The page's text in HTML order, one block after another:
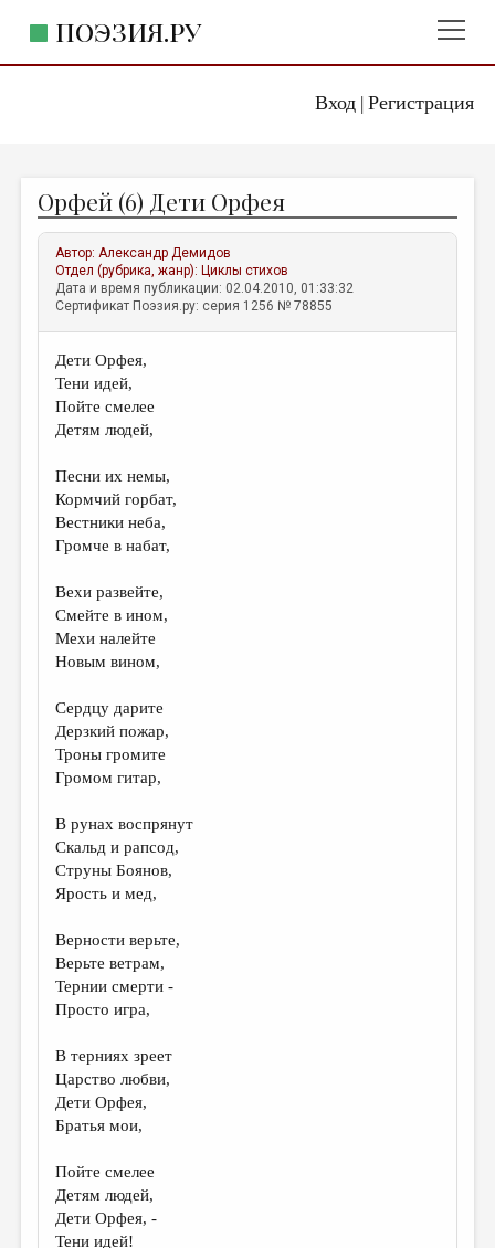
Вход| Регистрация
ПОЭЗИЯ.РУ
ЖАНРЫ
АВТОРЫ
КОММЕНТАРИИ
ЛИТСАЛОН
НОВОСТИ
ПРАВИЛА САЙТА
ИЗБРАННОЕ
ДАЙДЖЕСТ
ПЕРЕВОДЫ
КОНКУРСЫ
КНИЖНАЯ ПОЛКА
ОБЗОР ЛИТЕРАТУРЫ
ОБЪЯВЛЕНИЯ
КОЛОНКА РЕДАКТОРА
ОТ РЕДАКЦИИ
МАЛАЯ ПРОЗА
ЛИТЕРАТУРОВЕДЕНИЕ
КУЛЬТУРОВЕДЕНИЕ
РЕЦЕНЗИРОВАНИЕ
ЦИКЛЫ ПУБЛИКАЦИЙ
Орфей (6) Дети Орфея
Автор:Александр Демидов
Отдел (рубрика, жанр): Циклы стихов
Дата и время публикации: 02.04.2010, 01:33:32
Сертификат Поэзия.ру: серия 1256 № 78855
Дети Орфея,
Тени идей,
Пойте смелее
Детям людей,
Песни их немы,
Кормчий горбат,
Вестники неба,
Громче в набат,
Вехи развейте,
Смейте в ином,
Мехи налейте
Новым вином,
Сердцу дарите
Дерзкий пожар,
Троны громите
Громом гитар,
В рунах воспрянут
Скальд и рапсод,
Струны Боянов,
Ярость и мед,
Верности верьте,
Верьте ветрам,
Тернии смерти -
Просто игра,
В терниях зреет
Царство любви,
Дети Орфея,
Братья мои,
Пойте смелее
Детям людей,
Дети Орфея, -
Тени идей!